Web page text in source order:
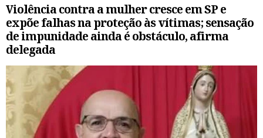
Violência contra a mulher cresce em SP e
expõe falhas na proteção às vítimas; sensação
de impunidade ainda é obstáculo, afirma
delegada